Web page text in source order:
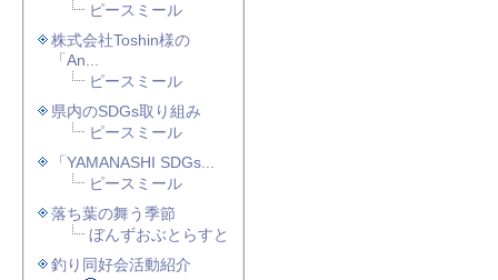
ピースミール
株式会社Toshin様の
「An...
ピースミール
県内のSDGs取り組み
ピースミール
「YAMANASHI SDGs...
ピースミール
落ち葉の舞う季節
ぼんずおぶとらすと
釣り同好会活動紹介